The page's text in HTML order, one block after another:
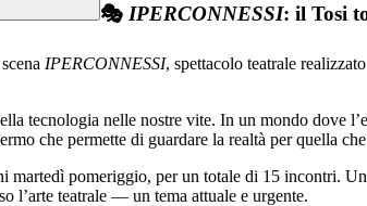
🎭 IPERCONNESSI: il Tosi
IPERCONNESSI, spettacolo teatrale
tecnologia nelle nostre vite. In un mondo dove
che permette di guardare la realtà per quella
martedì pomeriggio, per un totale di 15 incontri.
l’arte teatrale — un tema attuale e urgente.